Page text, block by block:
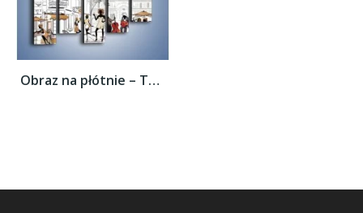
Obraz na płótnie – Tętniące życiem...